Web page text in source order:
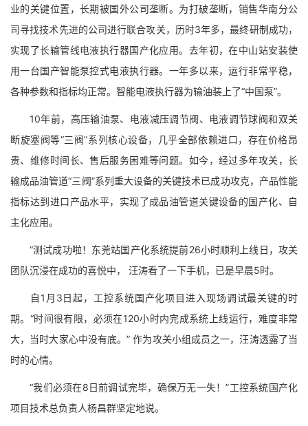
业的关键位置，长期被国外公司垄断。为打破垄断，销售华南分公
司寻找技术先进的公司进行联合攻关，历时3年多，最终研制成功，
实现了长输管线电液执行器国产化应用。去年初，在中山站安装使
用一台国产智能泵控式电液执行器。一年多以来，运行非常平稳，
各种参数和指标均正常。智能电液执行器为输油装上了“中国泵”。
10年前，高压输油泵、电液减压调节阀、电液调节球阀和双关
断旋塞阀等“三阀”系列核心设备，几乎全部依赖进口，存在价格昂
贵、维修时间长、售后服务困难等问题。如今，经过多年攻关，长
输成品油管道“三阀”系列重大设备的关键技术已成功攻克，产品性能
指标达到进口产品水平，实现了成品油管道关键设备的国产化、自
主化应用。
“测试成功啦！东莞站国产化系统提前26小时顺利上线日，攻关
团队沉浸在成功的喜悦中， 汪涛看了一下手机，已是早晨5时。
自1月3日起，工控系统国产化项目进入现场调试最关键的时
期。“时间很有限，必须在120小时内完成系统上线运行，难度非常
大，当时大家心中没有底。” 作为攻关小组成员之一，汪涛透露了当
时的心情。
“我们必须在8日前调试完毕，确保万无一失！”工控系统国产化
项目技术总负责人杨昌群坚定地说。